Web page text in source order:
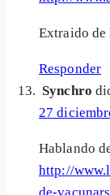
Extraido de
Responder
Synchro
27
Hablando
http://